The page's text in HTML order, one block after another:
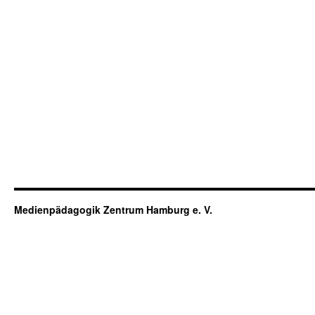
Medienpädagogik Zentrum Hamburg e. V.